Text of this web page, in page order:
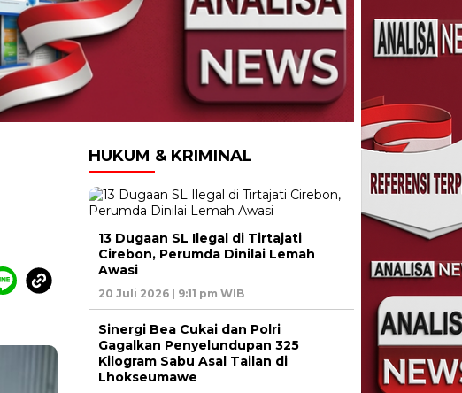
HUKUM & KRIMINAL
13 Dugaan SL Ilegal di Tirtajati
Cirebon, Perumda Dinilai Lemah
Awasi
20 Juli 2026 | 9:11 pm WIB
Sinergi Bea Cukai dan Polri
Gagalkan Penyelundupan 325
Kilogram Sabu Asal Tailan di
Lhokseumawe